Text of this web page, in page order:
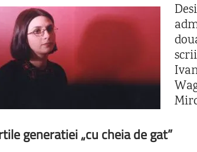
generatiei „cu cheia de gat”